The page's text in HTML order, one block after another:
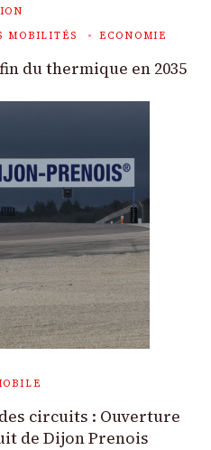
MOBILITÉS
ECONOMIE
du thermique en 2035
circuits : Ouverture
de Dijon Prenois